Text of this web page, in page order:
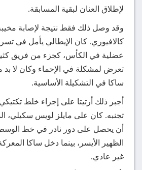
لإطلاق العنان لبقية المسابقة.
وقد وصل ذلك فقط نتيجة لإصابة مخيبة
كالافيوري. كان الإيطالي يأمل في
عضلية في الكأس، كجزء من فريق كثير
تعرض لمشكلة في الإحماء وكان لا بد
ساكا في التشكيلة الأساسية.
أجبر ذلك أرتيتا على إجراء خلط
تجنبه. كان على مايلز لويس سكيلي،
أن يحصل على دور نادر في خط
الظهير الأيسر، بينما دخل ساكا
غير عادي.